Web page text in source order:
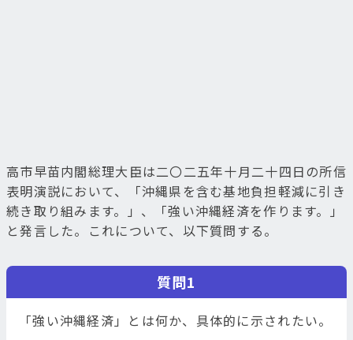
高市早苗内閣総理大臣は二〇二五年十月二十四日の所信
表明演説において、「沖縄県を含む基地負担軽減に引き
続き取り組みます。」、「強い沖縄経済を作ります。」
と発言した。これについて、以下質問する。
質問1
「強い沖縄経済」とは何か、具体的に示されたい。